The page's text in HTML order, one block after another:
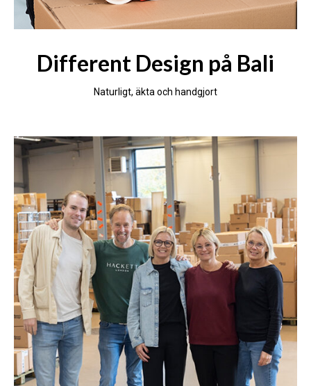
Different Design på Bali
Naturligt, äkta och handgjort